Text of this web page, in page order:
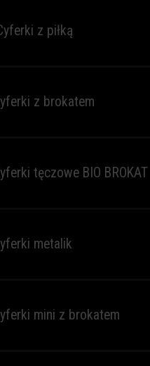
z piłką
z brokatem
tęczowe BIO BROKAT
metalik
mini z brokatem